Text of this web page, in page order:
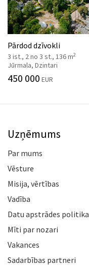
Pārdod dzīvokli
3 ist., 2 no 3 st., 136 m2
Jūrmala, Dzintari
450 000 EUR
Uzņēmums
Par mums
Vēsture
Misija, vērtības
Vadība
Datu apstrādes politika
Mīti par nozari
Vakances
Sadarbības partneri